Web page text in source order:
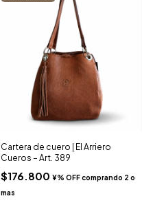
Cartera de cuero | El Arriero
Cueros – Art. 389
$176.800